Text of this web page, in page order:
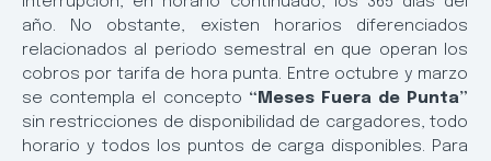
año. No obstante, existen horarios diferenciados
relacionados al periodo semestral en que operan los
cobros por tarifa de hora punta. Entre octubre y marzo
se contempla el concepto “Meses Fuera de Punta”
sin restricciones de disponibilidad de cargadores, todo
horario y todos los puntos de carga disponibles. Para